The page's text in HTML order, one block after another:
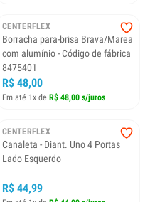
CENTERFLEX
Borracha para-brisa Brava/Marea
com alumínio - Código de fábrica
8475401
R$ 48,00
Em até 1x de R$ 48,00 s/juros
CENTERFLEX
Canaleta - Diant. Uno 4 Portas
Lado Esquerdo
R$ 44,99